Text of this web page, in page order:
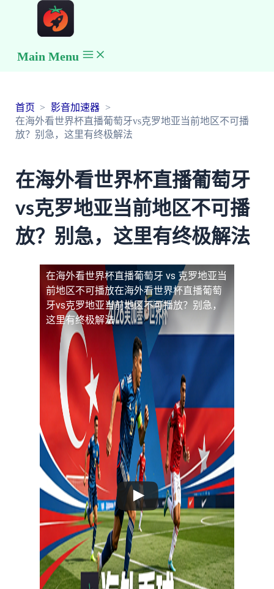
Main Menu
首页
影音加速器
在海外看世界杯直播葡萄牙vs克罗地亚当前地区不可播
放？别急，这里有终极解法
在海外看世界杯直播葡萄牙
vs克罗地亚当前地区不可播
放？别急，这里有终极解法
在海外看世界杯直播葡萄牙 vs 克罗地亚当
前地区不可播放在海外看世界杯直播葡萄
牙vs克罗地亚当前地区不可播放？别急，
这里有终极解法